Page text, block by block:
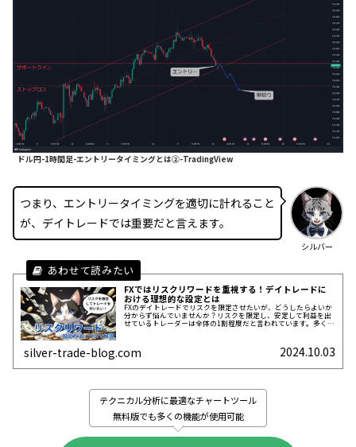
ドル円-1時間足-エントリータイミングとは②-TradingView
シルバー
つまり、エントリータイミングを適切に計れること
が、デイトレードでは重要だと言えます。
FXではリスクリワードを重視する！デイトレードに
おける理想的な設定とは
FXのデイトレードでリスクを限定させたいが、どうしたらよいか
分からず悩んでいませんか？リスクを限定し、安定して利益を出
せているトレーダーは全体の1割程度だと言われています。多くの
が、適切にリスクリワードを設定することで、利益を継続して得
られるようになりました。この記...
silver-trade-blog.com 2024.10.03
テクニカル分析に最適なチャートツール
無料版でも多くの機能が使用可能